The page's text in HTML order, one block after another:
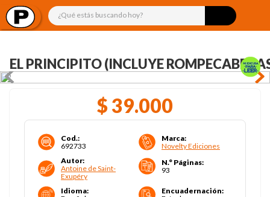
¿Qué estás buscando hoy?
EL PRINCIPITO (INCLUYE
$ 39.000
Cod.:
692733
Marca:
Novelty Ediciones
Autor:
Antoine de Saint-
Exupéry
N.° Páginas:
93
Idioma:
Encuadernación: